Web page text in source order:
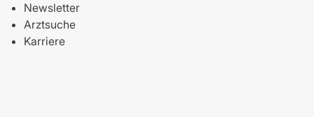
Newsletter
Arztsuche
Karriere